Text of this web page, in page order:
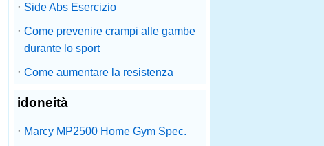
· Side Abs Esercizio
· Come prevenire crampi alle gambe
durante lo sport
· Come aumentare la resistenza
idoneità
· Marcy MP2500 Home Gym Spec.